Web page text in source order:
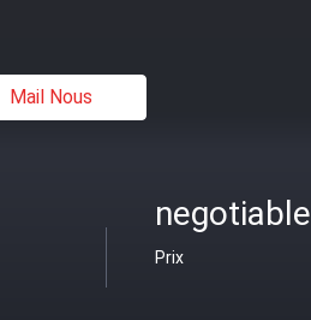
Mail Nous
negotiable
Prix